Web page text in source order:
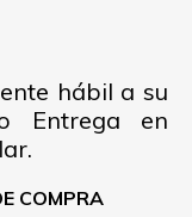
hábil a su
Entrega en
COMPRA